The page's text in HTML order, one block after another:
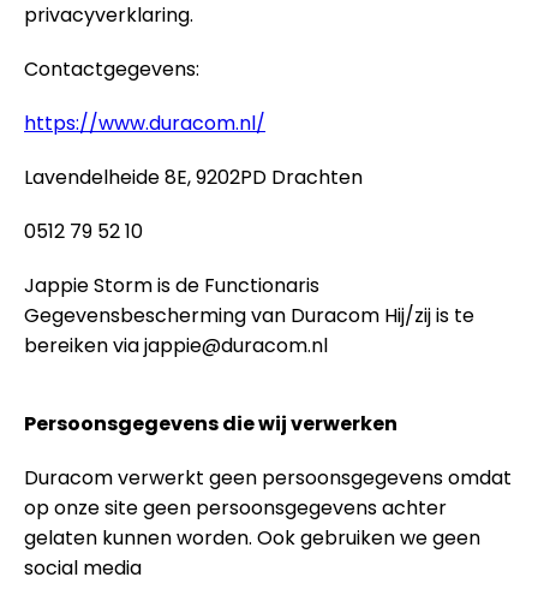
privacyverklaring.
Contactgegevens:
https://www.duracom.nl/
Lavendelheide 8E, 9202PD Drachten
0512 79 52 10
Jappie Storm is de Functionaris
Gegevensbescherming van Duracom Hij/zij is te
bereiken viajappie@duracom.nl
Persoonsgegevens die wij verwerken
Duracom verwerkt geen persoonsgegevens omdat
op onze site geen persoonsgegevens achter
gelaten kunnen worden. Ook gebruiken we geen
social media